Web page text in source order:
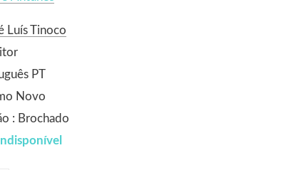
Luís Tinoco
PT
Novo
: Brochado
Indisponível